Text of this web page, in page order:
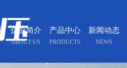
企业简介
ABOUT US
产品中心
PRODUCTS
新闻动态
NEWS